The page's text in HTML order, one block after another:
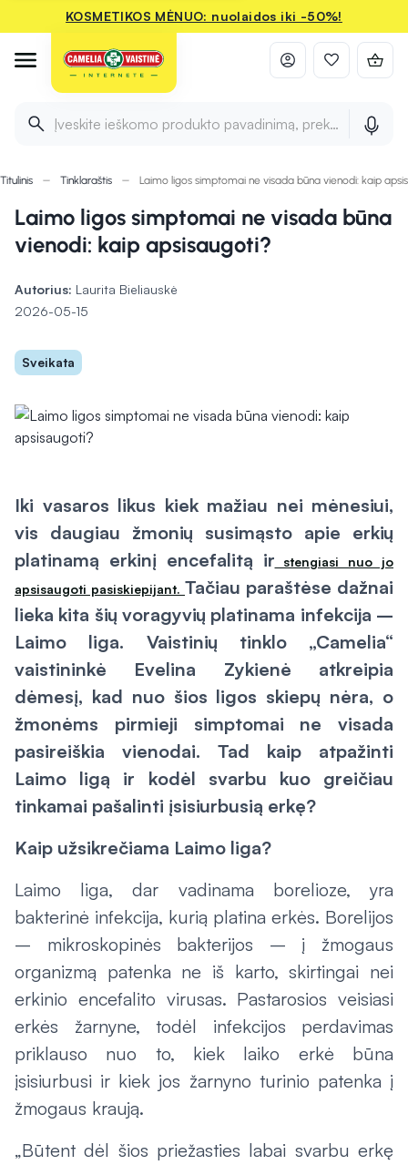
KOSMETIKOS MĖNUO: nuolaidos iki -50%!
Įveskite ieškomo produkto pavadinimą, prekės ženklą ir
Titulinis Tinklaraštis Laimo ligos simptomai ne visada būna vienodi: kaip
Laimo ligos simptomai ne visada būna
vienodi: kaip apsisaugoti?
Autorius: Laurita Bieliauskė
2026-05-15
Sveikata
Iki vasaros likus kiek mažiau nei mėnesiui,
vis daugiau žmonių susimąsto apie erkių
platinamą erkinį encefalitą ir stengiasi nuo jo
apsisaugoti pasiskiepijant. Tačiau paraštėse dažnai
lieka kita šių voragyvių platinama infekcija –
Laimo liga. Vaistinių tinklo „Camelia“
vaistininkė Evelina Zykienė atkreipia
dėmesį, kad nuo šios ligos skiepų nėra, o
žmonėms pirmieji simptomai ne visada
pasireiškia vienodai. Tad kaip atpažinti
Laimo ligą ir kodėl svarbu kuo greičiau
tinkamai pašalinti įsisiurbusią erkę?
Kaip užsikrečiama Laimo liga?
Laimo liga, dar vadinama borelioze, yra
bakterinė infekcija, kurią platina erkės. Borelijos
– mikroskopinės bakterijos – į žmogaus
organizmą patenka ne iš karto, skirtingai nei
erkinio encefalito virusas. Pastarosios veisiasi
erkės žarnyne, todėl infekcijos perdavimas
priklauso nuo to, kiek laiko erkė būna
įsisiurbusi ir kiek jos žarnyno turinio patenka į
žmogaus kraują.
„Būtent dėl šios priežasties labai svarbu erkę